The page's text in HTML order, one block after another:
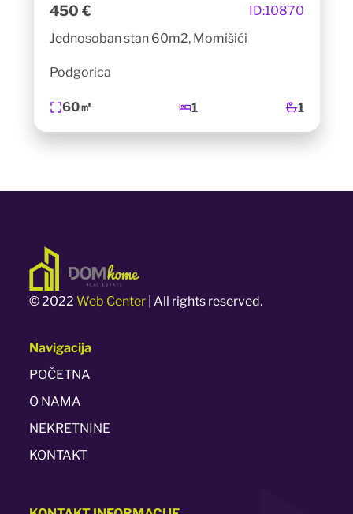
450 € ID:10870
Jednosoban stan 60m2, Momišići
Podgorica
60㎡ 1 1
© 2022Web Center | All rights reserved.
Navigacija
POČETNA
O NAMA
NEKRETNINE
KONTAKT